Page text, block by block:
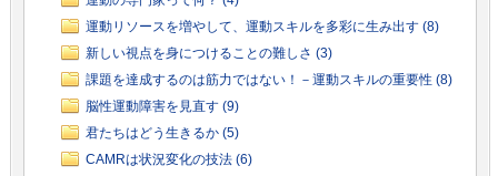
運動リソースを増やして、運動スキルを多彩に生み出す (8)
新しい視点を身につけることの難しさ (3)
課題を達成するのは筋力ではない！－運動スキルの重要性 (8)
脳性運動障害を見直す (9)
君たちはどう生きるか (5)
CAMRは状況変化の技法 (6)